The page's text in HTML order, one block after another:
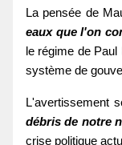
La pensée de
eaux que l'on
le régime de
système de
L'avertissement
débris de notre
crise politique